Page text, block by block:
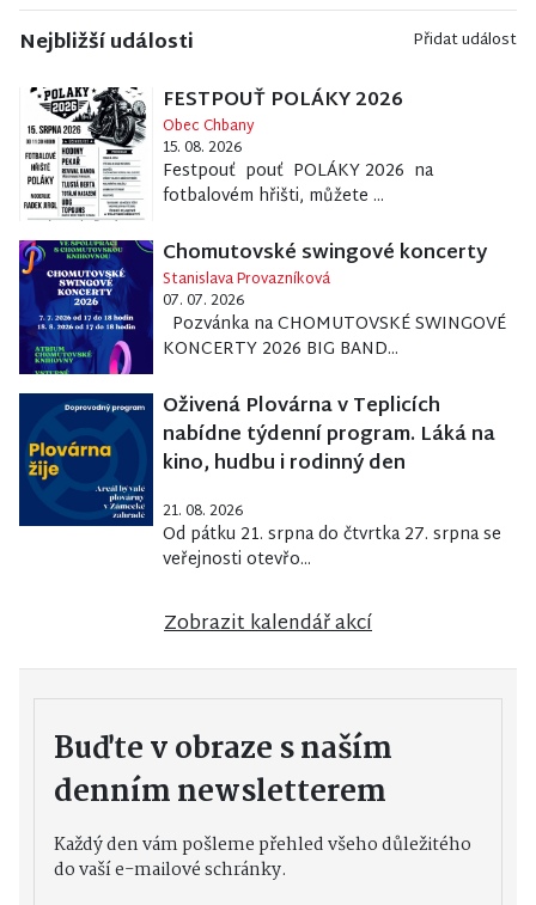
Nejbližší události Přidat událost
FESTPOUŤ POLÁKY 2026
Obec Chbany
15. 08. 2026
Festpouť pouť POLÁKY 2026 na
fotbalovém hřišti, můžete ...
Chomutovské swingové koncerty
Stanislava Provazníková
07. 07. 2026
Pozvánka na CHOMUTOVSKÉ SWINGOVÉ
KONCERTY 2026 BIG BAND...
Oživená Plovárna v Teplicích
nabídne týdenní program. Láká na
kino, hudbu i rodinný den
21. 08. 2026
Od pátku 21. srpna do čtvrtka 27. srpna se
veřejnosti otevřo...
Zobrazit kalendář akcí
Buďte v obraze s naším
denním newsletterem
Každý den vám pošleme přehled všeho důležitého
do vaší e-mailové schránky.